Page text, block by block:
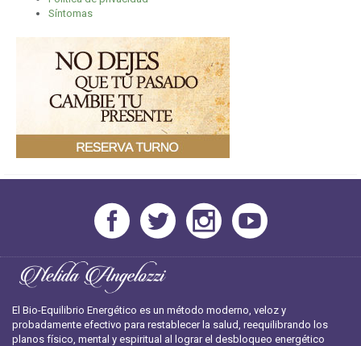
Síntomas
El Bio-Equilibrio Energético es un método moderno, veloz y
probadamente efectivo para restablecer la salud, reequilibrando los
planos físico, mental y espiritual al lograr el desbloqueo energético